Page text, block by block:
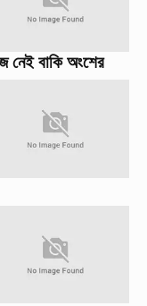
নেই বাকি অংশের